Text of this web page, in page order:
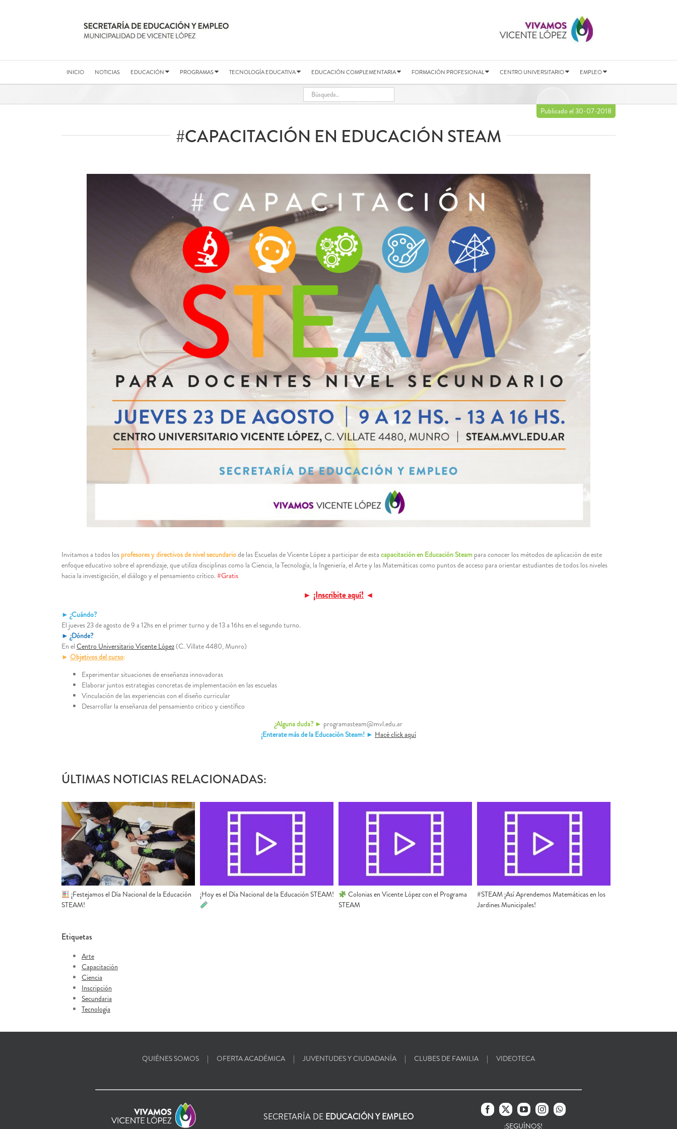
INICIO NOTICIAS EDUCACIÓN PROGRAMAS TECNOLOGÍA EDUCATIVA EDUCACIÓN COMPLEMENTARIA FORMACIÓN PROFESIONAL CENTRO UNIVERSITARIO EMPLEO
Publicado el 30-07-2018
#CAPACITACIÓN EN EDUCACIÓN STEAM
Invitamos a todos los profesores y directivos de nivel secundariode las Escuelas de Vicente López a participar de esta capacitación en Educación Steam para conocer los métodos de aplicación de este
enfoque educativo sobre el aprendizaje, que utiliza disciplinas como la Ciencia, la Tecnología, la Ingeniería, el Arte y las Matemáticas como puntos de acceso para orientar estudiantes de todos los niveles
hacia la investigación, el diálogo y el pensamiento crítico.#Gratis
► ¡Inscribite aquí! ◄
►¿Cuándo?
El jueves 23 de agosto de 9 a 12hs en el primer turno y de 13 a 16hs en el segundo turno.
►¿Dónde?
En el Centro Universitario Vicente López(C. Villate 4480, Munro)
► Objetivos del curso:
Experimentar situaciones de enseñanza innovadoras
Elaborar juntos estrategias concretas de implementación en las escuelas
Vinculación de las experiencias con el diseño curricular
Desarrollar la enseñanza del pensamiento critico y científico
¿Alguna duda? ► programasteam@mvl.edu.ar
¡Enterate más de la Educación Steam! ► Hacé click aquí
ÚLTIMAS NOTICIAS RELACIONADAS:
¡Festejamos el Día Nacional de la Educación
STEAM!
¡Hoy es el Día Nacional de la Educación STEAM!
Colonias en Vicente López con el Programa
STEAM
#STEAM ¡Así Aprendemos Matemáticas en los
Jardines Municipales!
Etiquetas
Arte
Capacitación
Ciencia
Inscripción
Secundaria
Tecnología
QUIÉNES SOMOS OFERTA ACADÉMICA JUVENTUDES Y CIUDADANÍA CLUBES DE FAMILIA VIDEOTECA
SECRETARÍA DE EDUCACIÓN Y EMPLEO
¡SEGUÍNOS!